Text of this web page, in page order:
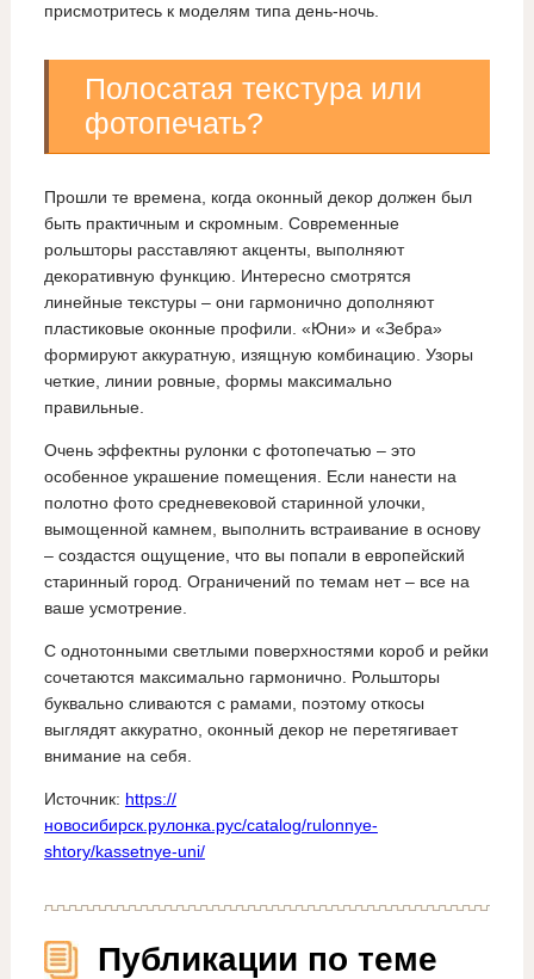
присмотритесь к моделям типа день-ночь.
Полосатая текстура или
фотопечать?
Прошли те времена, когда оконный декор должен был
быть практичным и скромным. Современные
рольшторы расставляют акценты, выполняют
декоративную функцию. Интересно смотрятся
линейные текстуры – они гармонично дополняют
пластиковые оконные профили. «Юни» и «Зебра»
формируют аккуратную, изящную комбинацию. Узоры
четкие, линии ровные, формы максимально
правильные.
Очень эффектны рулонки с фотопечатью – это
особенное украшение помещения. Если нанести на
полотно фото средневековой старинной улочки,
вымощенной камнем, выполнить встраивание в основу
– создастся ощущение, что вы попали в европейский
старинный город. Ограничений по темам нет – все на
ваше усмотрение.
С однотонными светлыми поверхностями короб и рейки
сочетаются максимально гармонично. Рольшторы
буквально сливаются с рамами, поэтому откосы
выглядят аккуратно, оконный декор не перетягивает
внимание на себя.
Источник: https://
новосибирск.рулонка.рус/catalog/rulonnye-
shtory/kassetnye-uni/
Публикации по теме